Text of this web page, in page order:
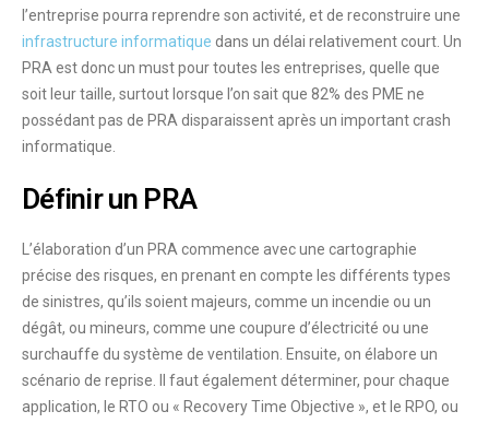
l’entreprise pourra reprendre son activité, et de reconstruire une
infrastructure informatique dans un délai relativement court. Un
PRA est donc un must pour toutes les entreprises, quelle que
soit leur taille, surtout lorsque l’on sait que 82% des PME ne
possédant pas de PRA disparaissent après un importantcrash
informatique.
Définir un PRA
L’élaboration d’un PRA commence avec une cartographie
précise des risques, en prenant en compte les différents types
de sinistres, qu’ils soient majeurs, comme un incendie ou un
dégât, ou mineurs, comme une coupure d’électricité ou une
surchauffe du système de ventilation. Ensuite, on élabore un
scénario de reprise. Il faut également déterminer, pour chaque
application, le RTO ou « Recovery Time Objective », et le RPO, ou